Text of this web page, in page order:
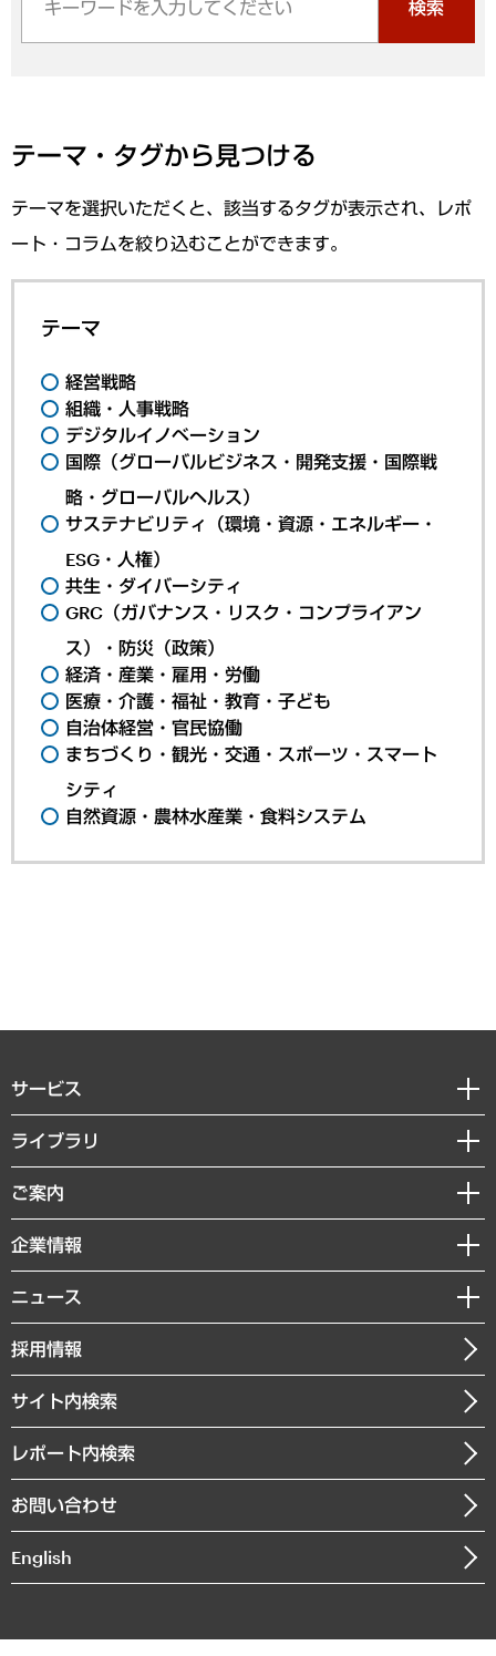
検索
テーマ・タグから見つける
テーマを選択いただくと、該当するタグが表示され、レポ
ート・コラムを絞り込むことができます。
テーマ
経営戦略
組織・人事戦略
デジタルイノベーション
国際（グローバルビジネス・開発支援・国際戦
略・グローバルヘルス）
サステナビリティ（環境・資源・エネルギー・
ESG・人権）
共生・ダイバーシティ
GRC（ガバナンス・リスク・コンプライアン
ス）・防災（政策）
経済・産業・雇用・労働
医療・介護・福祉・教育・子ども
自治体経営・官民協働
まちづくり・観光・交通・スポーツ・スマート
シティ
自然資源・農林水産業・食料システム
サービス
経営戦略
組織・人事戦略
デジタルイノベーション
共生・ダイバーシティ
GRC（ガバナンス・リスク・コンプライアンス）・防災（政策）
経済・産業・雇用・労働
まちづくり・観光・交通・スポーツ・スマートシティ
自然資源・農林水産業・食料システム
ライブラリ
経済調査
レポート
コラム
経営用語集
受託・受注実績（官公庁関連）
メディア掲載・出演
ご案内
セミナー・イベント情報
MUFGビジネスセミナー
受託案件情報
企業情報
私たちの想い
社長メッセージ
会社概要
沿革
組織図・本部部室紹介
インドネシア現地法人
個人情報保護方針
ニュース
ニュースリリース
お知らせ
採用情報
サイト内検索
レポート内検索
お問い合わせ
English